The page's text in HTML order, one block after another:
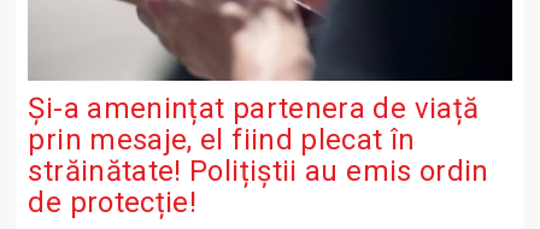
Și-a amenințat partenera de viață
prin mesaje, el fiind plecat în
străinătate! Polițiștii au emis ordin
de protecție!